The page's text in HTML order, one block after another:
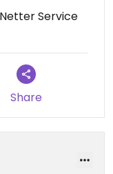
Service
Share